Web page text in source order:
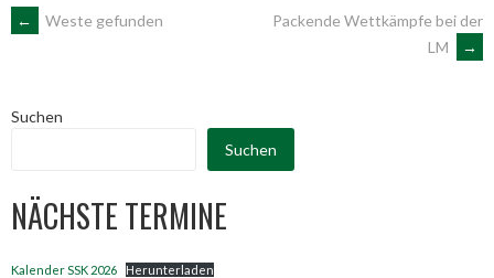
ARTIKEL-
← Weste gefunden
Packende Wettkämpfe bei der
LM
→
Suchen
Suchen
NÄCHSTE TERMINE
Kalender SSK 2026 Herunterladen